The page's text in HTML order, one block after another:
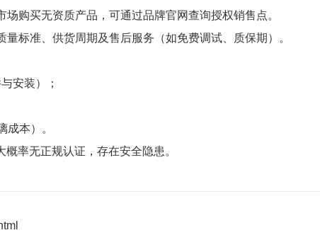
购买无资质产品，可通过品牌官网查询授权销售点。
标准、供货周期及售后服务（如免费调试、质保期）。
安装）；
成本）。
率无正规认证，存在安全隐患。